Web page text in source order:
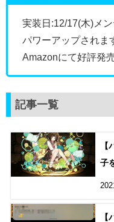
実装日:12/17(木)メ
パワーアップされま
Amazonにて好評発
記事一覧
【
子
【